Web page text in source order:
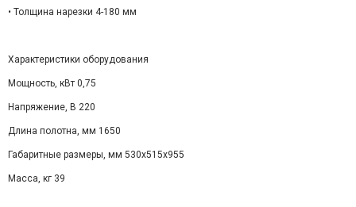
• Толщина нарезки 4-180 мм
Характеристики оборудования
Мощность, кВт 0,75
Напряжение, В 220
Длина полотна, мм 1650
Габаритные размеры, мм 530х515х955
Масса, кг 39